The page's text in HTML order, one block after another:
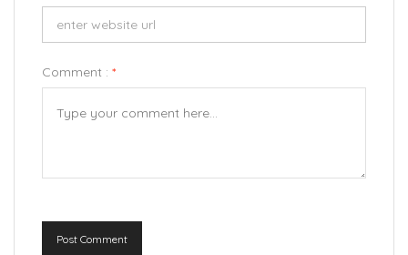
Comment : *
Post Comment